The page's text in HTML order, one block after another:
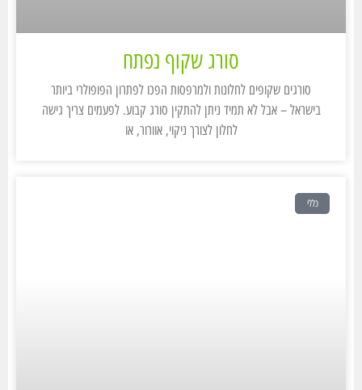
סורג שקוף נפתח
סורגים שקופים לחלונות ולמרפסות הפכו לפתרון הפופולרי ביותר
בישראל – אבל לא תמיד ניתן להתקין סורג קבוע. לפעמים צריך גישה
לחלון לצורך ניקוי, אוורור, או
כללי